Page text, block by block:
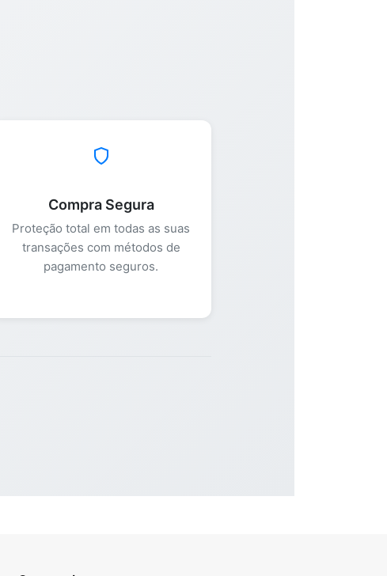
Compra Segura
Proteção total em todas as suas
transações com métodos de
pagamento seguros.